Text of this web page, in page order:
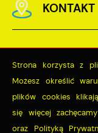
KONTAKT
Strona korzysta z
Możesz określić
plików cookies
się więcej
oraz Polityką